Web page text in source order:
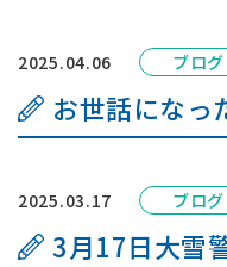
2025.04.06 ブログ
お世話になっ
2025.03.17 ブログ
3月17日大雪